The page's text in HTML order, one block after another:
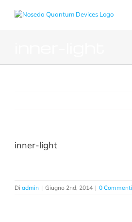
inner-light
Di admin | Giugno 2nd, 2014 | 0 Commenti